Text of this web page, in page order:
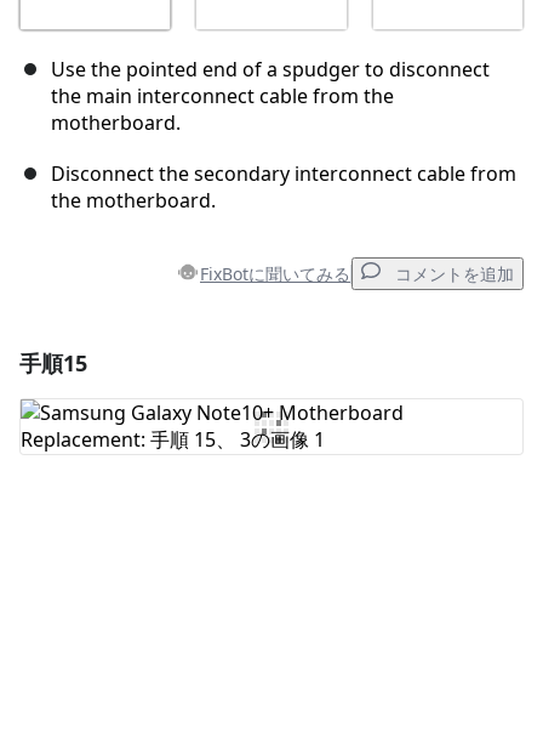
Use the pointed end of a spudger to disconnect
the main interconnect cable from the
motherboard.
Disconnect the secondary interconnect cable from
the motherboard.
FixBotに聞いてみる コメントを追加
コメントを追加
手順15